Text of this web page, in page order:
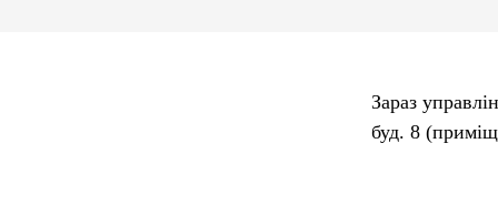
Зараз
буд. 8